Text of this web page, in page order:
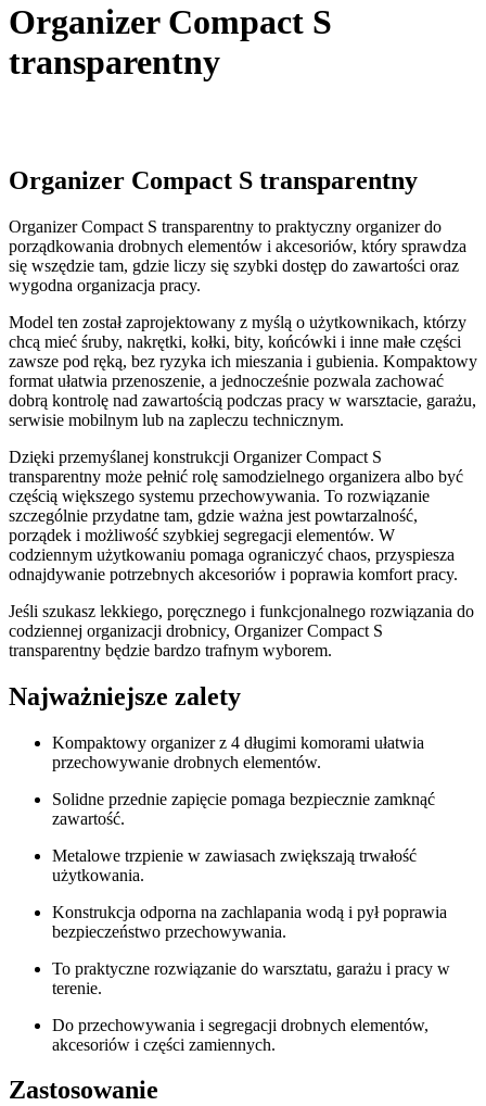
Organizer Compact S
transparentny
Organizer Compact S transparentny
Organizer Compact S transparentny to praktyczny organizer do
porządkowania drobnych elementów i akcesoriów, który sprawdza
się wszędzie tam, gdzie liczy się szybki dostęp do zawartości oraz
wygodna organizacja pracy.
Model ten został zaprojektowany z myślą o użytkownikach, którzy
chcą mieć śruby, nakrętki, kołki, bity, końcówki i inne małe części
zawsze pod ręką, bez ryzyka ich mieszania i gubienia. Kompaktowy
format ułatwia przenoszenie, a jednocześnie pozwala zachować
dobrą kontrolę nad zawartością podczas pracy w warsztacie, garażu,
serwisie mobilnym lub na zapleczu technicznym.
Dzięki przemyślanej konstrukcji Organizer Compact S
transparentny może pełnić rolę samodzielnego organizera albo być
częścią większego systemu przechowywania. To rozwiązanie
szczególnie przydatne tam, gdzie ważna jest powtarzalność,
porządek i możliwość szybkiej segregacji elementów. W
codziennym użytkowaniu pomaga ograniczyć chaos, przyspiesza
odnajdywanie potrzebnych akcesoriów i poprawia komfort pracy.
Jeśli szukasz lekkiego, poręcznego i funkcjonalnego rozwiązania do
codziennej organizacji drobnicy, Organizer Compact S
transparentny będzie bardzo trafnym wyborem.
Najważniejsze zalety
Kompaktowy organizer z 4 długimi komorami ułatwia
przechowywanie drobnych elementów.
Solidne przednie zapięcie pomaga bezpiecznie zamknąć
zawartość.
Metalowe trzpienie w zawiasach zwiększają trwałość
użytkowania.
Konstrukcja odporna na zachlapania wodą i pył poprawia
bezpieczeństwo przechowywania.
To praktyczne rozwiązanie do warsztatu, garażu i pracy w
terenie.
Do przechowywania i segregacji drobnych elementów,
akcesoriów i części zamiennych.
Zastosowanie